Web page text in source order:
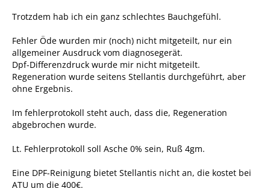
Trotzdem hab ich ein ganz schlechtes Bauchgefühl.
Fehler Öde wurden mir (noch) nicht mitgeteilt, nur ein
allgemeiner Ausdruck vom diagnosegerät.
Dpf-Differenzdruck wurde mir nicht mitgeteilt.
Regeneration wurde seitens Stellantis durchgeführt, aber
ohne Ergebnis.
Im fehlerprotokoll steht auch, dass die, Regeneration
abgebrochen wurde.
Lt. Fehlerprotokoll soll Asche 0% sein, Ruß 4gm.
Eine DPF-Reinigung bietet Stellantis nicht an, die kostet bei
ATU um die 400€.